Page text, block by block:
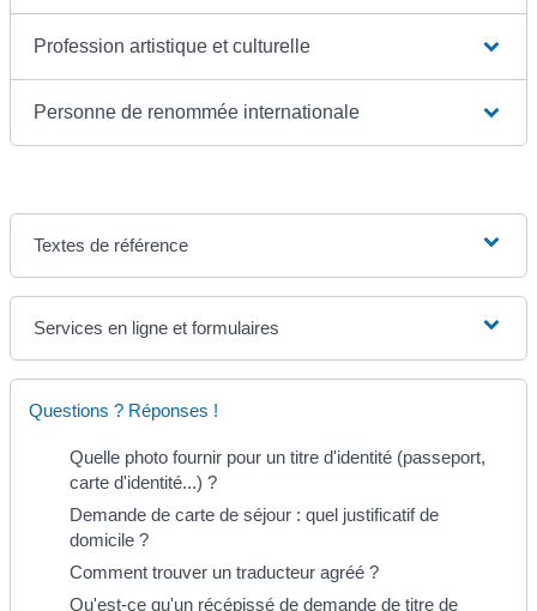
Profession artistique et culturelle
Personne de renommée internationale
Textes de référence
Services en ligne et formulaires
Questions ? Réponses !
Quelle photo fournir pour un titre d'identité (passeport,
carte d'identité...) ?
Demande de carte de séjour : quel justificatif de
domicile ?
Comment trouver un traducteur agréé ?
Qu'est-ce qu'un récépissé de demande de titre de